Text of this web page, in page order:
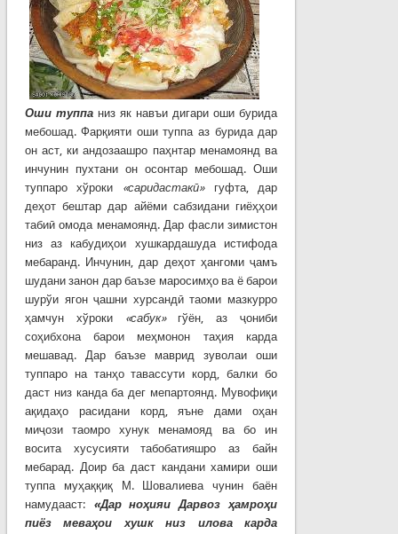
Оши туппаниз як навъи дигари оши бурида
мебошад. Фарқияти оши туппа аз бурида дар
он аст, ки андозаашро паҳнтар менамоянд ва
инчунин пухтани он осонтар мебошад. Оши
туппаро хўроки «саридастакӣ»гуфта, дар
деҳот бештар дар айёми сабзидани гиёҳҳои
табиӣ омода менамоянд. Дар фасли зимистон
низ аз кабудиҳои хушкардашуда истифода
мебаранд. Инчунин, дар деҳот ҳангоми ҷамъ
шудани занон дар баъзе маросимҳо ва ё барои
шурўи ягон ҷашни хурсандӣ таоми мазкурро
ҳамчун хўроки «сабук»гўён, аз ҷониби
соҳибхона барои меҳмонон таҳия карда
мешавад. Дар баъзе маврид зуволаи оши
туппаро на танҳо тавассути корд, балки бо
даст низ канда ба дег мепартоянд. Мувофиқи
ақидаҳо расидани корд, яъне дами оҳан
миҷози таомро хунук менамояд ва бо ин
восита хусусияти табобатияшро аз байн
мебарад. Доир ба даст кандани хамири оши
туппа муҳаққиқ М. Шовалиева чунин баён
намудааст: «Дар ноҳияи Дарвоз ҳамроҳи
пиёз меваҳои хушк низ илова карда